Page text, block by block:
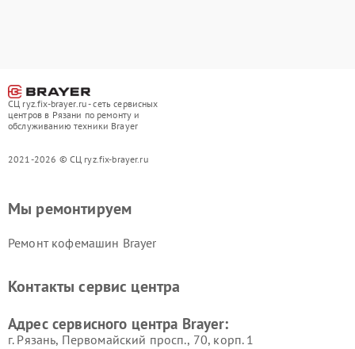
СЦ ryz.fix-brayer.ru - сеть сервисных
центров в Рязани по ремонту и
обслуживанию техники Brayer
2021-2026 © СЦ ryz.fix-brayer.ru
Мы ремонтируем
Ремонт кофемашин Brayer
Контакты сервис центра
Адрес сервисного центра Brayer:
г. Рязань, Первомайский просп., 70, корп. 1